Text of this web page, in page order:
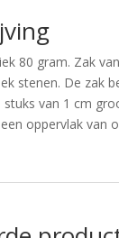
80 gram. Zak
stenen. De zak
stuks van 1 cm
oppervlak van